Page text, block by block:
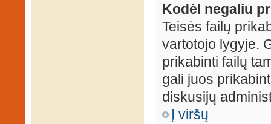
Kodėl negaliu
Teisės failų
vartotojo lygyje.
prikabinti failų
gali juos
diskusijų
Į viršų